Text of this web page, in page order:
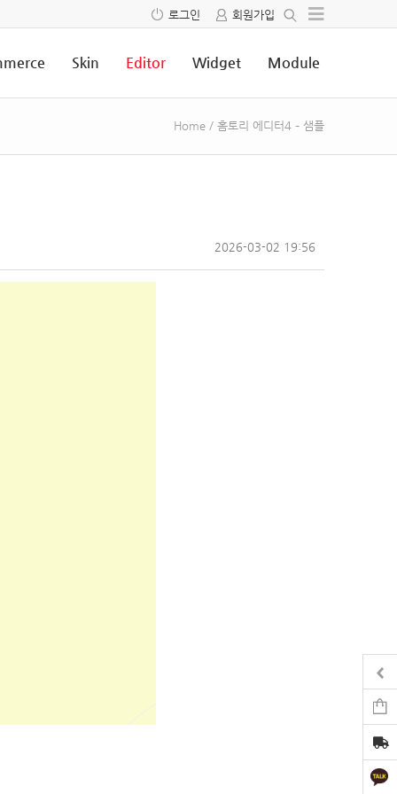
로그인 회원가입
Skin Editor Widget Module
Home / 홈토리 에디터4 – 샘플
2026-03-02 19:56